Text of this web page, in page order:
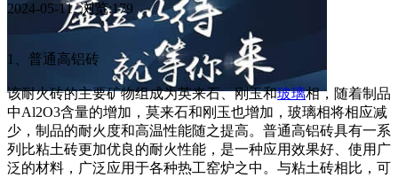
2024-05-11 浏览:179
1、普通高铝砖
该耐火砖的主要矿物组成为英来石、刚玉和玻璃相，随着制品
中Al2O3含量的增加，莫来石和刚玉也增加，玻璃相将相应减
少，制品的耐火度和高温性能随之提高。普通高铝砖具有一系
列比粘土砖更加优良的耐火性能，是一种应用效果好、使用广
泛的材料，广泛应用于各种热工窑炉之中。与粘土砖相比，可